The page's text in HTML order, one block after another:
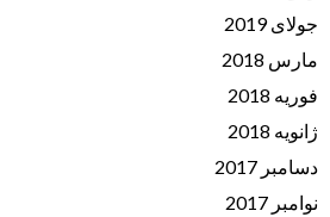
جولای 2019
مارس 2018
فوریه 2018
ژانویه 2018
دسامبر 2017
نوامبر 2017